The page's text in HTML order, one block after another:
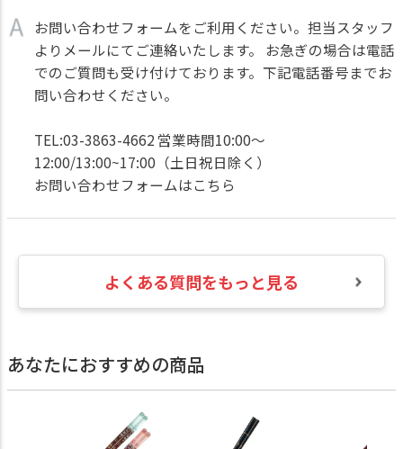
お問い合わせフォームをご利用ください。担当スタッフ
よりメールにてご連絡いたします。 お急ぎの場合は電話
でのご質問も受け付けております。下記電話番号までお
問い合わせください。
TEL:03-3863-4662 営業時間10:00～
12:00/13:00~17:00（土日祝日除く）
お問い合わせフォームはこちら
よくある質問をもっと見る
あなたにおすすめの商品